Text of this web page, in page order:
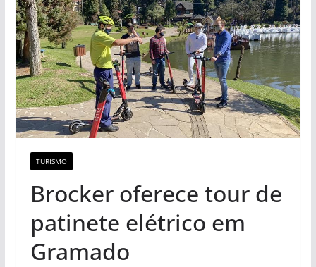
TURISMO
Brocker oferece tour de
patinete elétrico em
Gramado